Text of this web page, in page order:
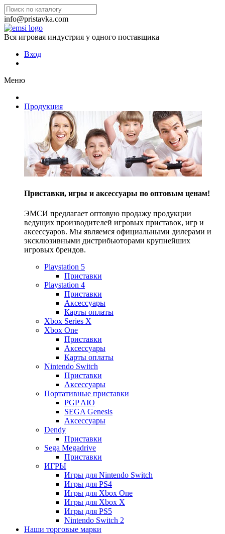
info@pristavka.com
Вся игровая индустрия у одного поставщика
Вход
Меню
Продукция
Приставки, игры и аксессуары по оптовым ценам!
ЭМСИ предлагает оптовую продажу продукции
ведущих производителей игровых приставок, игр и
аксессуаров. Мы являемся официальными дилерами и
эксклюзивными дистрибьюторами крупнейших
игровых брендов.
Playstation 5
Приставки
Playstation 4
Приставки
Аксессуары
Карты оплаты
Xbox Series X
Xbox One
Приставки
Аксессуары
Карты оплаты
Nintendo Switch
Приставки
Аксессуары
Портативные приставки
PGP AIO
SEGA Genesis
Аксессуары
Dendy
Приставки
Sega Megadrive
Приставки
ИГРЫ
Игры для Nintendo Switch
Игры для PS4
Игры для Xbox One
Игры для Xbox X
Игры для PS5
Nintendo Switch 2
Наши торговые марки